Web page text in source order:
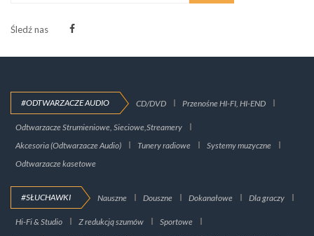
Śledź nas
#ODTWARZACZE AUDIO CD/DVD Przenośne HI-FI, HI-END
Odtwarzacze Strumieniowe, Sieciowe,Streamery
Akcesoria (Odtwarzacze Audio)
Tunery radiowe
Systemy muzyczne
Odtwarzacze kasetowe
#SŁUCHAWKI Nauszne Douszne Dokanałowe Dla graczy
Hi-Fi & Studio Z redukcją szumów
Sportowe